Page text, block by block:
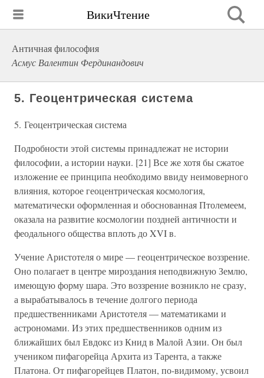
ВикиЧтение
Античная философия
Асмус Валентин Фердинандович
5. Геоцентрическая система
5. Геоцентрическая система
Подробности этой системы принадлежат не истории
философии, а истории науки. [21] Все же хотя бы сжатое
изложение ее принципа необходимо ввиду неимоверного
влияния, которое геоцентрическая космология,
математически оформленная и обоснованная Птолемеем,
оказала на развитие космологии поздней античности и
феодального общества вплоть до XVI в.
Учение Аристотеля о мире — геоцентрическое воззрение.
Оно полагает в центре мироздания неподвижную Землю,
имеющую форму шара. Это воззрение возникло не сразу,
а вырабатывалось в течение долгого периода
предшественниками Аристотеля — математиками и
астрономами. Из этих предшественников одним из
ближайших был Евдокс из Книд в Малой Азии. Он был
учеником пифагорейца Архита из Тарента, а также
Платона. От пифагорейцев Платон, по-видимому, усвоил